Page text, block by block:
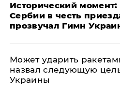
Исторический момент:
Сербии в честь
прозвучал Гимн
Может ударить
назвал следующую
Украины